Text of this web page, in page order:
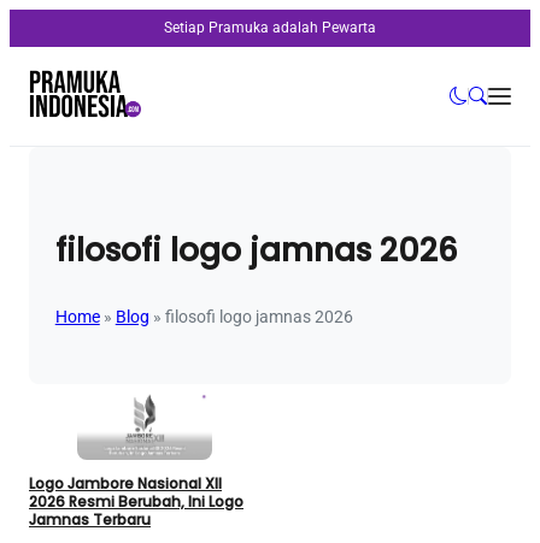
Setiap Pramuka adalah Pewarta
filosofi logo jamnas 2026
Home» Blog » filosofi logo jamnas 2026
Logo Jambore Nasional XII
2026 Resmi Berubah, Ini Logo
Jamnas Terbaru